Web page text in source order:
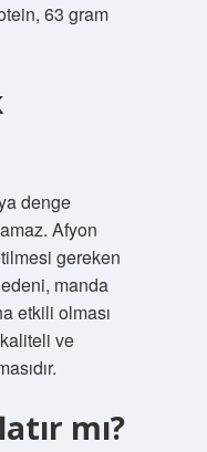
63 gram
denge
Afyon
gereken
manda
etkili olması
ve
mı?